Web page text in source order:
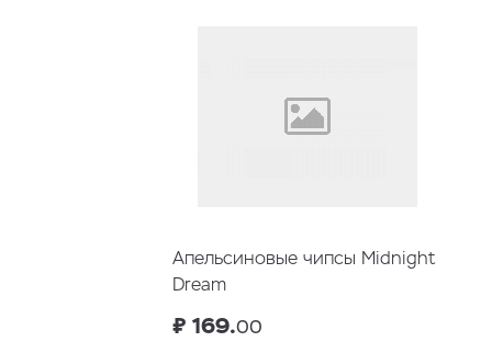
Апельсиновые чипсы Midnight
Dream
₽ 169.00